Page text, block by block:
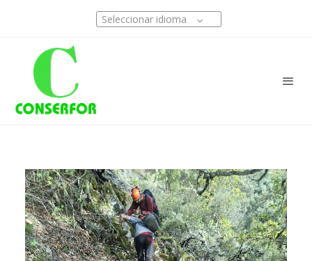
Seleccionar idioma